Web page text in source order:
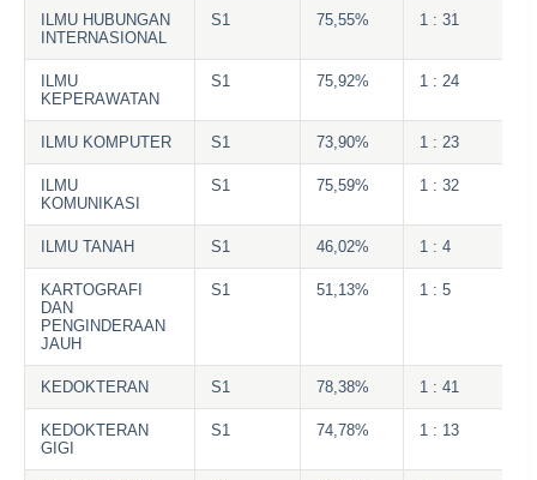
ILMU HUBUNGAN
INTERNASIONAL
S1 75,55% 1 : 31
ILMU
KEPERAWATAN
S1 75,92% 1 : 24
ILMU KOMPUTER S1 73,90% 1 : 23
ILMU
KOMUNIKASI
S1 75,59% 1 : 32
ILMU TANAH S1 46,02% 1 : 4
KARTOGRAFI
DAN
PENGINDERAAN
JAUH
S1 51,13% 1 : 5
KEDOKTERAN S1 78,38% 1 : 41
KEDOKTERAN
GIGI
S1 74,78% 1 : 13